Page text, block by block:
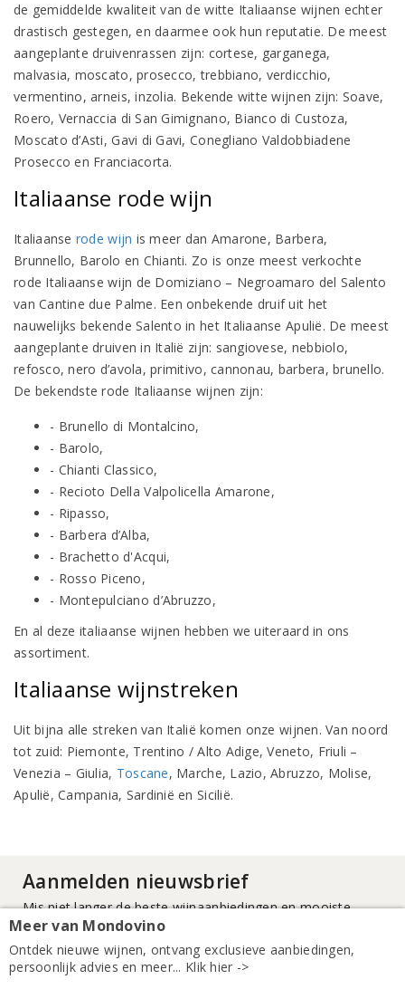
de gemiddelde kwaliteit van de witte Italiaanse wijnen echter
drastisch gestegen, en daarmee ook hun reputatie. De meest
aangeplante druivenrassen zijn: cortese, garganega,
malvasia, moscato, prosecco, trebbiano, verdicchio,
vermentino, arneis, inzolia. Bekende witte wijnen zijn: Soave,
Roero, Vernaccia di San Gimignano, Bianco di Custoza,
Moscato d’Asti, Gavi di Gavi, Conegliano Valdobbiadene
Prosecco en Franciacorta.
Italiaanse rode wijn
Italiaanse rode wijn is meer dan Amarone, Barbera,
Brunnello, Barolo en Chianti. Zo is onze meest verkochte
rode Italiaanse wijn de Domiziano – Negroamaro del Salento
van Cantine due Palme. Een onbekende druif uit het
nauwelijks bekende Salento in het Italiaanse Apulië. De meest
aangeplante druiven in Italië zijn: sangiovese, nebbiolo,
refosco, nero d’avola, primitivo, cannonau, barbera, brunello.
De bekendste rode Italiaanse wijnen zijn:
- Brunello di Montalcino,
- Barolo,
- Chianti Classico,
- Recioto Della Valpolicella Amarone,
- Ripasso,
- Barbera d’Alba,
- Brachetto d'Acqui,
- Rosso Piceno,
- Montepulciano d’Abruzzo,
En al deze italiaanse wijnen hebben we uiteraard in ons
assortiment.
Italiaanse wijnstreken
Uit bijna alle streken van Italië komen onze wijnen. Van noord
tot zuid: Piemonte, Trentino / Alto Adige, Veneto, Friuli –
Venezia – Giulia, Toscane, Marche, Lazio, Abruzzo, Molise,
Apulië, Campania, Sardinië en Sicilië.
Aanmelden nieuwsbrief
Mis niet langer de beste wijnaanbiedingen en mooiste
proeverijen!
Exclusieve aanbiedingen
Meer van Mondovino
Ontdek nieuwe wijnen, ontvang exclusieve aanbiedingen,
persoonlijk advies en meer... Klik hier ->